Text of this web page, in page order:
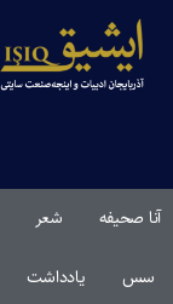
آنا صحیفه شعر
سس یادداشت